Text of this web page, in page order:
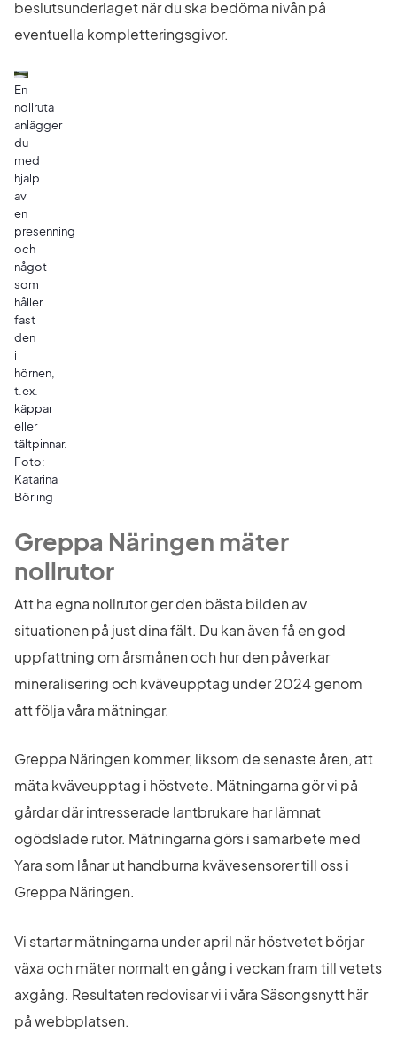
beslutsunderlaget när du ska bedöma nivån på
eventuella kompletteringsgivor.
En
nollruta
anlägger
du
med
hjälp
av
en
presenning
och
något
som
håller
fast
den
i
hörnen,
t.ex.
käppar
eller
tältpinnar.
Foto:
Katarina
Börling
Greppa Näringen mäter
nollrutor
Att ha egna nollrutor ger den bästa bilden av
situationen på just dina fält. Du kan även få en god
uppfattning om årsmånen och hur den påverkar
mineralisering och kväveupptag under 2024 genom
att följa våra mätningar.
Greppa Näringen kommer, liksom de senaste åren, att
mäta kväveupptag i höstvete. Mätningarna gör vi på
gårdar där intresserade lantbrukare har lämnat
ogödslade rutor. Mätningarna görs i samarbete med
Yara som lånar ut handburna kvävesensorer till oss i
Greppa Näringen.
Vi startar mätningarna under april när höstvetet börjar
växa och mäter normalt en gång i veckan fram till vetets
axgång. Resultaten redovisar vi i våra Säsongsnytt här
på webbplatsen.